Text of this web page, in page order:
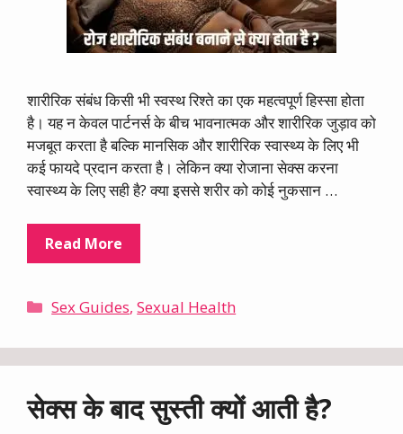
शारीरिक संबंध किसी भी स्वस्थ रिश्ते का एक महत्वपूर्ण हिस्सा होता
है। यह न केवल पार्टनर्स के बीच भावनात्मक और शारीरिक जुड़ाव को
मजबूत करता है बल्कि मानसिक और शारीरिक स्वास्थ्य के लिए भी
कई फायदे प्रदान करता है। लेकिन क्या रोजाना सेक्स करना
स्वास्थ्य के लिए सही है? क्या इससे शरीर को कोई नुकसान …
Read More
Categories
Sex Guides,Sexual Health
सेक्स के बाद सुस्ती क्यों आती है?